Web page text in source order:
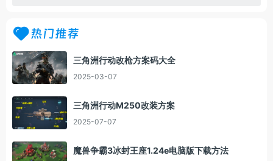
热门推荐
三角洲行动改枪方案码大全
2025-03-07
三角洲行动M250改装方案
2025-07-07
魔兽争霸3冰封王座1.24e电脑版下载方法